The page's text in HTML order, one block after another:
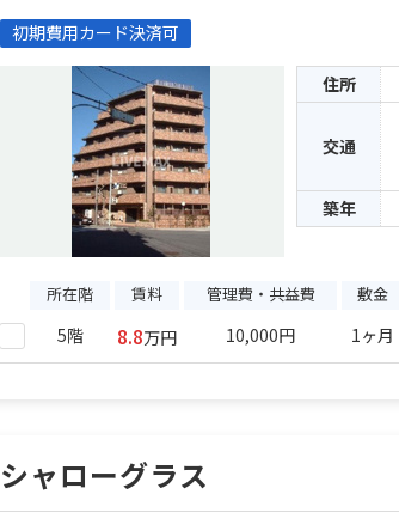
初期費用カード決済可
住所
交通
築年
所在階 賃料 管理費・共益費 敷金
5階 8.8万円 10,000円 1ヶ月
シャローグラス